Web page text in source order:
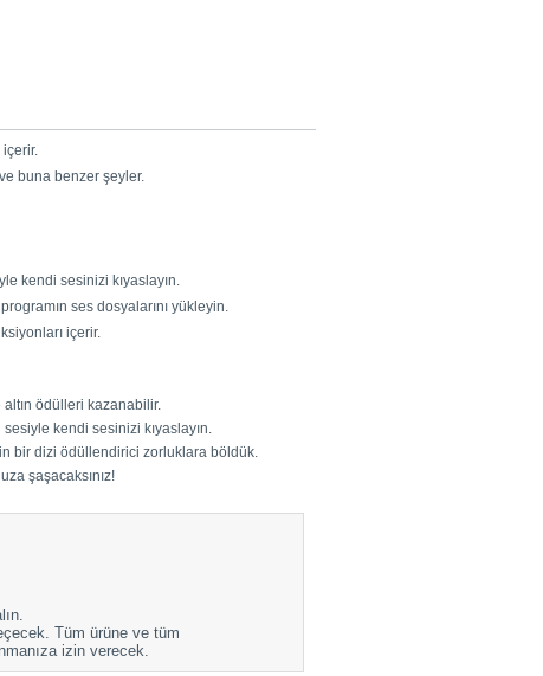
içerir.
buna benzer şeyler.
kendi sesinizi kıyaslayın.
ses dosyalarını yükleyin.
içerir.
altın ödülleri kazanabilir.
kendi sesinizi kıyaslayın.
bir dizi ödüllendirici zorluklara böldük.
şaşacaksınız!
Tüm ürüne ve tüm
izin verecek.